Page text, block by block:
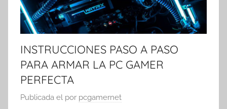
INSTRUCCIONES PASO A PASO
PARA ARMAR LA PC GAMER
PERFECTA
Publicada el por pcgamernet